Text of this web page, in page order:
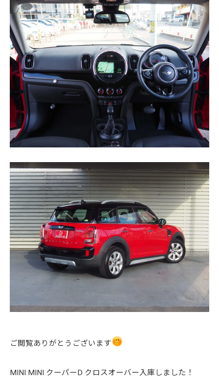
ご閲覧ありがとうございます
MINI MINI クーパーD クロスオーバー入庫しました！